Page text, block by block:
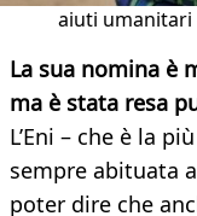
aiuti umanitari
La sua nomina è
ma è stata resa
L’Eni – che è la
sempre abituata
poter dire che